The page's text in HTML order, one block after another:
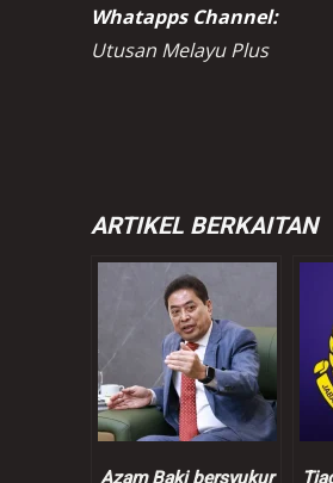
Whatapps Channel:
Utusan Melayu Plus
ARTIKEL BERKAITAN